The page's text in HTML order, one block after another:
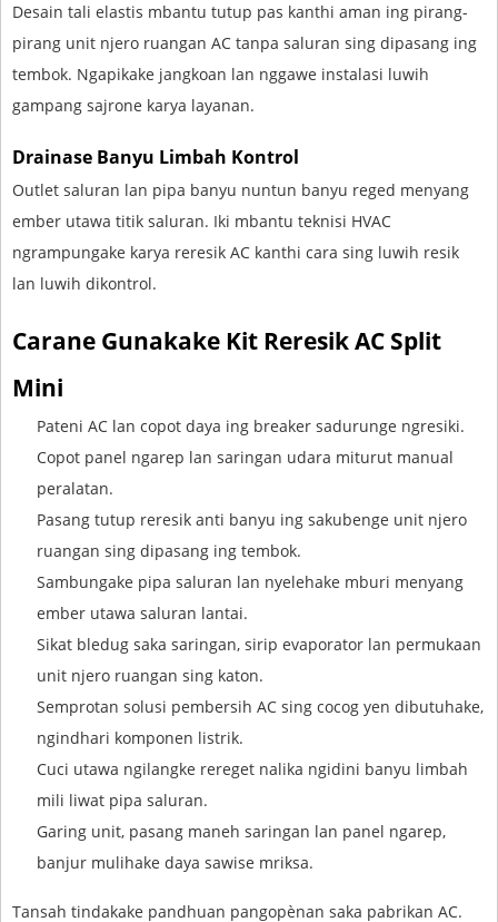
Desain tali elastis mbantu tutup pas kanthi aman ing pirang-
pirang unit njero ruangan AC tanpa saluran sing dipasang ing
tembok. Ngapikake jangkoan lan nggawe instalasi luwih
gampang sajrone karya layanan.
Drainase Banyu Limbah Kontrol
Outlet saluran lan pipa banyu nuntun banyu reged menyang
ember utawa titik saluran. Iki mbantu teknisi HVAC
ngrampungake karya reresik AC kanthi cara sing luwih resik
lan luwih dikontrol.
Carane Gunakake Kit Reresik AC Split
Mini
Pateni AC lan copot daya ing breaker sadurunge ngresiki.
Copot panel ngarep lan saringan udara miturut manual
peralatan.
Pasang tutup reresik anti banyu ing sakubenge unit njero
ruangan sing dipasang ing tembok.
Sambungake pipa saluran lan nyelehake mburi menyang
ember utawa saluran lantai.
Sikat bledug saka saringan, sirip evaporator lan permukaan
unit njero ruangan sing katon.
Semprotan solusi pembersih AC sing cocog yen dibutuhake,
ngindhari komponen listrik.
Cuci utawa ngilangke rereget nalika ngidini banyu limbah
mili liwat pipa saluran.
Garing unit, pasang maneh saringan lan panel ngarep,
banjur mulihake daya sawise mriksa.
Tansah tindakake pandhuan pangopènan saka pabrikan AC.